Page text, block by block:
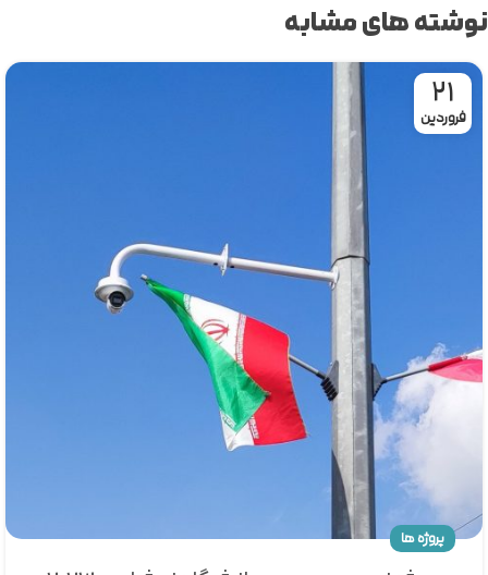
نوشته های مشابه
21
فروردین
پروژه ها